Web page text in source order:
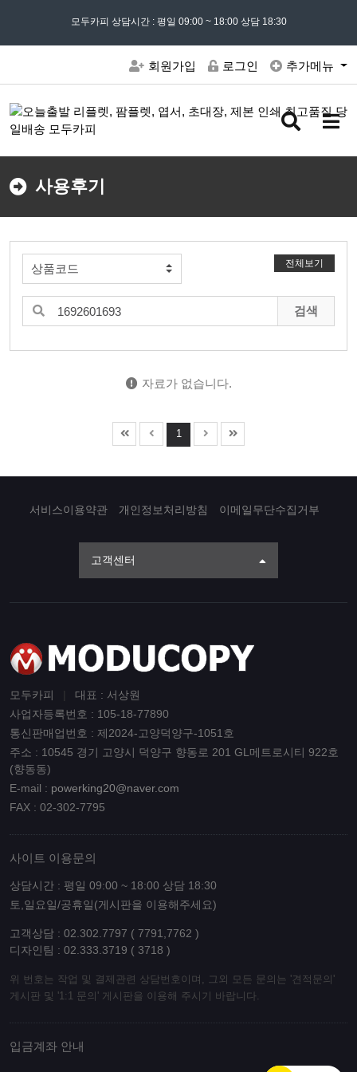
모든 문의는02) 302 - 7797및 ' 견적문의 ' 게시판을 이용해주세요
모두카피 상담시간 : 평일 09:00 ~ 18:00 상담 18:30
회원가입 로그인 추가메뉴
검
버
메
버
사용후기
전체보기
검색
자료가 없습니다.
1
서비스이용약관 개인정보처리방침 이메일무단수집거부
고객센터
모두카피
대표 : 서상원
사업자등록번호 : 105-18-77890
통신판매업번호 : 제2024-고양덕양구-1051호
주소 : 10545 경기 고양시 덕양구 향동로 201 GL메트로시티 922호
(향동동)
E-mail : powerking20@naver.com
FAX : 02-302-7795
사이트 이용문의
상담시간 : 평일 09:00 ~ 18:00 상담 18:30
토,일요일/공휴일(게시판을 이용해주세요)
고객상담 : 02.302.7797 ( 7791,7762 )
디자인팀 : 02.333.3719 ( 3718 )
위 번호는 작업 및 결제관련 상담번호이며, 그외 모든 문의는 '견적문의'
게시판 및 '1:1 문의' 게시판을 이용해 주시기 바랍니다.
입금계좌 안내